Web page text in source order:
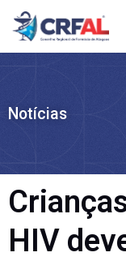
Ir
para
Notícias
HIV